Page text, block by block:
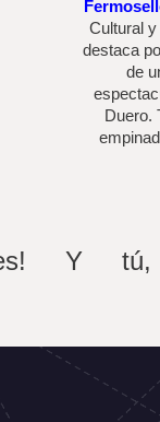
Cultural y
destaca
de
Duero.